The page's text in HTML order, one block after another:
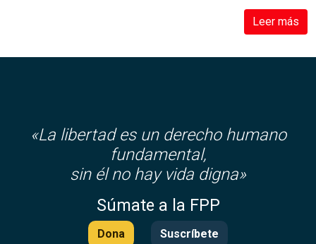
Leer más
«La libertad es un derecho humano
fundamental,
sin él no hay vida digna»
Súmate a la FPP
Dona Suscríbete